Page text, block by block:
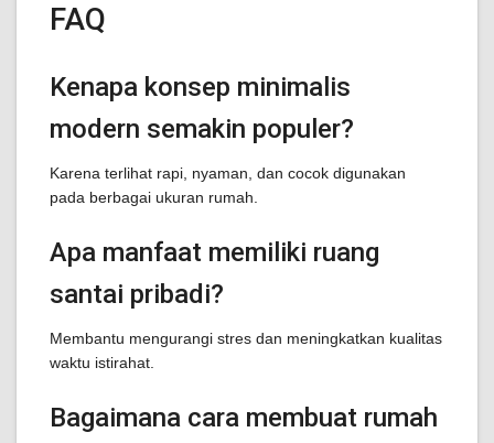
FAQ
Kenapa konsep minimalis
modern semakin populer?
Karena terlihat rapi, nyaman, dan cocok digunakan
pada berbagai ukuran rumah.
Apa manfaat memiliki ruang
santai pribadi?
Membantu mengurangi stres dan meningkatkan kualitas
waktu istirahat.
Bagaimana cara membuat rumah